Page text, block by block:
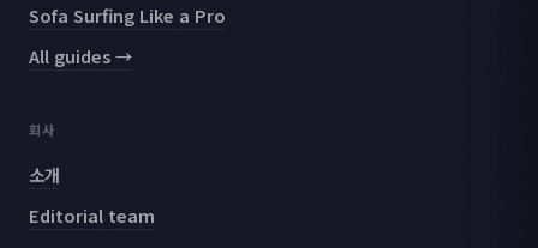
Sofa Surfing Like a Pro
All guides →
회사
소개
Editorial team